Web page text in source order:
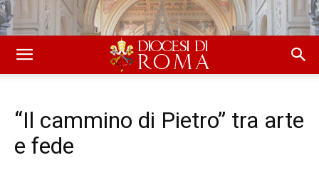
“Il cammino di Pietro” tra arte
e fede